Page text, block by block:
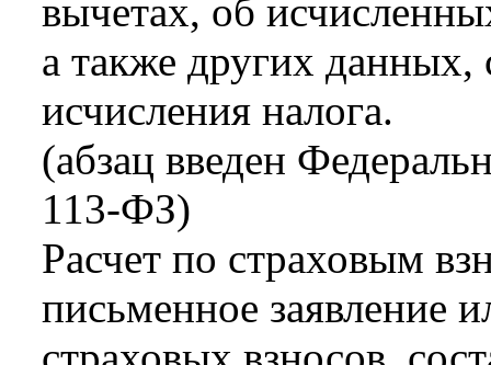
вычетах, об
а также других
исчисления налога.
(абзац введен
113-ФЗ)
Расчет по страховым
письменное заявление